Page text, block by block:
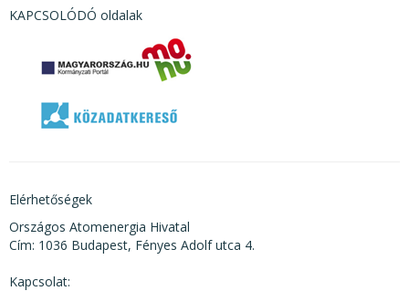
KAPCSOLÓDÓ oldalak
Elérhetőségek
Országos Atomenergia Hivatal
Cím: 1036 Budapest, Fényes Adolf utca 4.
Kapcsolat: